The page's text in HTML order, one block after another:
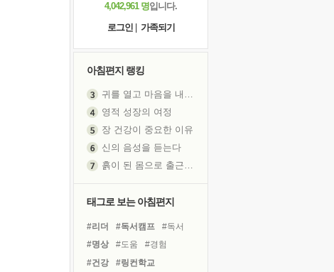
4,042,961 명입니다.
로그인
가족되기
아침편지 랭킹
귀를 열고 마음을 내어주고
영적 성장의 여정
장 건강이 중요한 이유
신의 음성을 듣는다
흙이 된 몸으로 출근하는 여자
태그로 보는 아침편지
#리더 #독서캠프
#독서
#명상
#도움
#경험
#건강
#링컨학교